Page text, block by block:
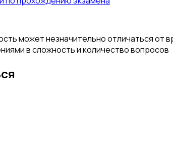
может незначительно отличаться
в сложность и количество вопросов